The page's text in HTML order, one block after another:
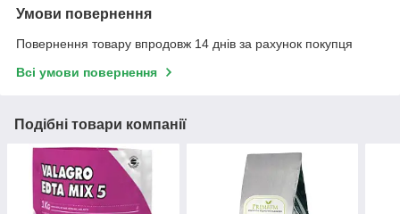
Умови повернення
Повернення товару впродовж 14 днів за рахунок покупця
Всі умови повернення
Подібні товари компанії